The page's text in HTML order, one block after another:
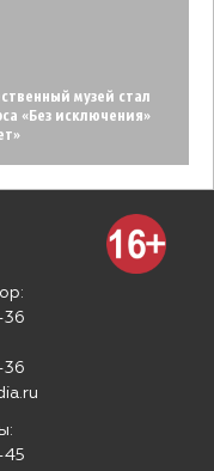
музей стал
«Без исключения»
36
36
45